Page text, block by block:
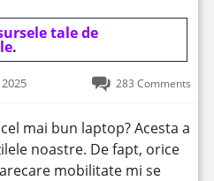
tale de
.
283 Comments
mai bun laptop? Acesta a
noastre. De fapt, orice
mobilitate mi se